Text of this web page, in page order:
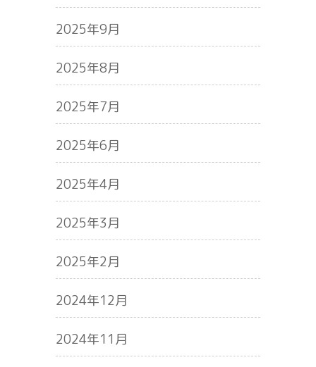
2025年9月
2025年8月
2025年7月
2025年6月
2025年4月
2025年3月
2025年2月
2024年12月
2024年11月